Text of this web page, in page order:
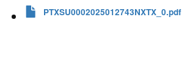
PTXSU0002025012743NXTX_0.pdf